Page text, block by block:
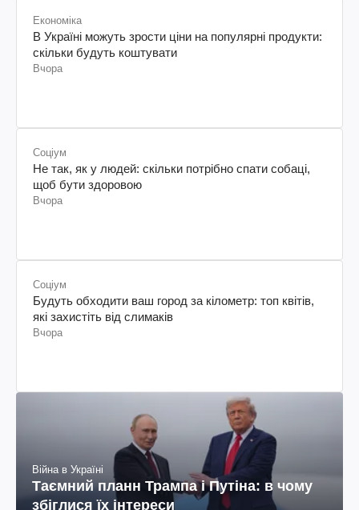
Економіка
В Україні можуть зрости ціни на популярні продукти:
скільки будуть коштувати
Вчора
Соціум
Не так, як у людей: скільки потрібно спати собаці,
щоб бути здоровою
Вчора
Соціум
Будуть обходити ваш город за кілометр: топ квітів,
які захистіть від слимаків
Вчора
Війна в Україні
Таємний планн Трампа і Путіна: в чому
збіглися їх інтереси